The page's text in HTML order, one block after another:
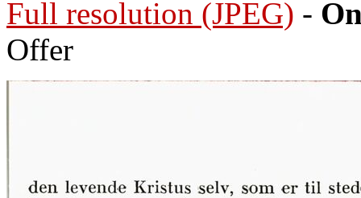
Full resolution (JPEG) -
Offer